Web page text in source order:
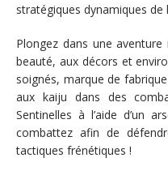
stratégiques dynamiques de
Plongez dans une
beauté, aux décors et
soignés, marque de
aux kaiju dans des
Sentinelles à l’aide d’un
combattez afin de
tactiques frénétiques !